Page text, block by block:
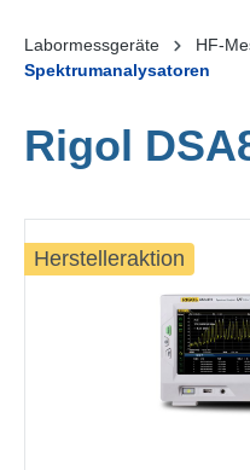
Labormessgeräte
HF-
Spektrumanalysatoren
Rigol
Herstelleraktion